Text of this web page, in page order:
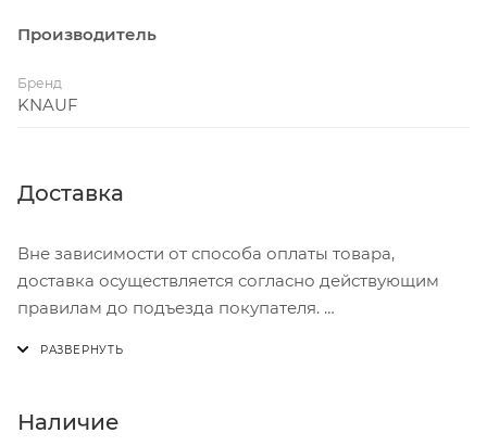
ПП 60х27 крепится к подвесу шурупами типа LN.
Производитель
Бренд
KNAUF
Доставка
Вне зависимости от способа оплаты товара,
доставка осуществляется согласно действующим
правилам до подъезда покупателя.
В субботу с 8:00 до 15:00
Наличие